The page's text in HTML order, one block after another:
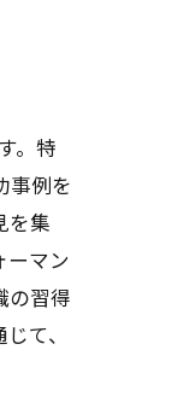
。特
事例を
を集
ーマン
の習得
て、